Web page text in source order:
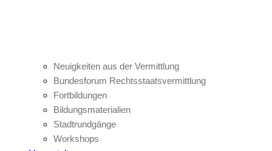
Neuigkeiten aus der Vermittlung
Bundesforum Rechtsstaatsvermittlung
Fortbildungen
Bildungsmaterialien
Stadtrundgänge
Workshops